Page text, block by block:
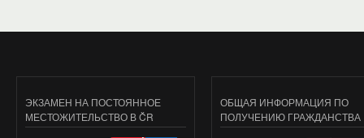
ЭКЗАМЕН НА ПОСТОЯННОЕ
МЕСТОЖИТЕЛЬСТВО В ČR
ОБЩАЯ ИНФОРМАЦИЯ ПО
ПОЛУЧЕНИЮ ГРАЖДАНСТВА